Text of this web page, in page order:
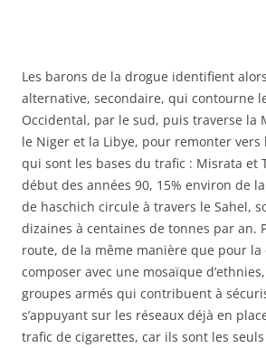
Les barons de la drogue identifient
alternative, secondaire, qui contourne
Occidental, par le sud, puis traverse la
le Niger et la Libye, pour remonter vers
qui sont les bases du trafic : Misrata et
début des années 90, 15% environ de
de haschich circule à travers le Sahel,
dizaines à centaines de tonnes par an.
route, de la même manière que pour
composer avec une mosaïque
groupes armés qui contribuent à
s’appuyant sur les réseaux déjà en
trafic de cigarettes, car ils sont les